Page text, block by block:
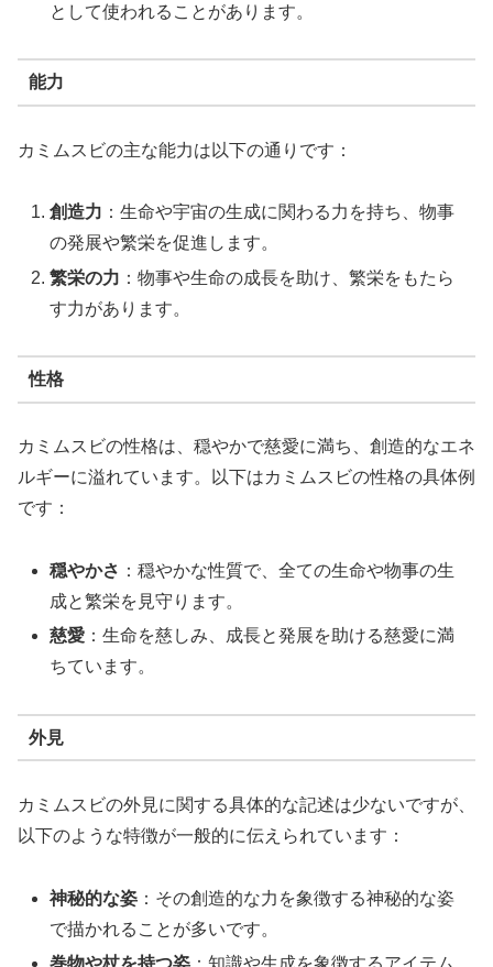
として使われることがあります。
能力
カミムスビの主な能力は以下の通りです：
創造力 ：生命や宇宙の生成に関わる力を持ち、物事
の発展や繁栄を促進します。
繁栄の力 ：物事や生命の成長を助け、繁栄をもたら
す力があります。
性格
カミムスビの性格は、穏やかで慈愛に満ち、創造的なエネ
ルギーに溢れています。以下はカミムスビの性格の具体例
です：
穏やかさ ：穏やかな性質で、全ての生命や物事の生
成と繁栄を見守ります。
慈愛 ：生命を慈しみ、成長と発展を助ける慈愛に満
ちています。
外見
カミムスビの外見に関する具体的な記述は少ないですが、
以下のような特徴が一般的に伝えられています：
神秘的な姿 ：その創造的な力を象徴する神秘的な姿
で描かれることが多いです。